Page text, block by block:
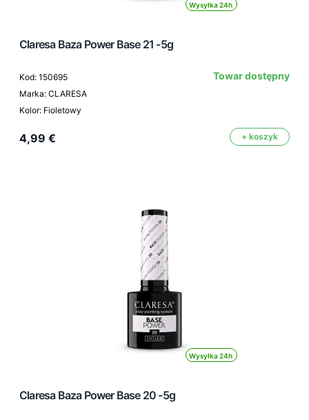
Wysyłka 24h
Claresa Baza Power Base 21 -5g
Kod: 150695
Marka: CLARESA
Kolor: Fioletowy
Towar dostępny
4,99 € + koszyk
Wysyłka 24h
Claresa Baza Power Base 20 -5g